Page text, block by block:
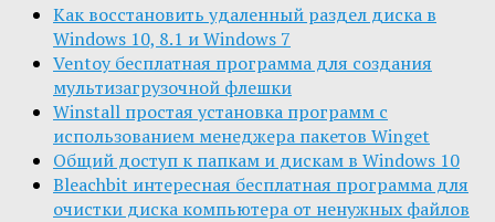
Как восстановить удаленный раздел диска в
Windows 10, 8.1 и Windows 7
Ventoy бесплатная программа для создания
мультизагрузочной флешки
Winstall простая установка программ с
использованием менеджера пакетов Winget
Общий доступ к папкам и дискам в Windows 10
Bleachbit интересная бесплатная программа для
очистки диска компьютера от ненужных файлов